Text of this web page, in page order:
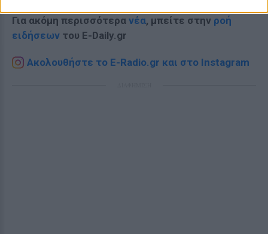
Για ακόμη περισσότερα νέα, μπείτε στην ροή
ειδήσεων του E-Daily.gr
Ακολουθήστε το E-Radio.gr και στο Instagram